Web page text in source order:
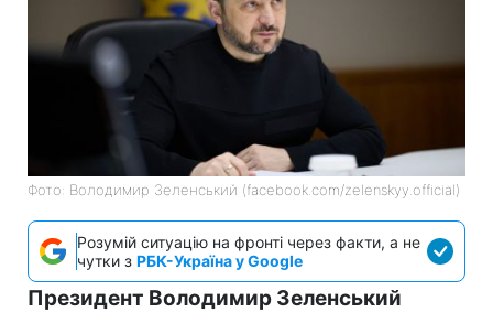
Фото: Володимир Зеленський (facebook.com/zelenskyy.official)
Розумій ситуацію на фронті через факти, а не
чутки з РБК-Україна у Google
Президент Володимир Зеленський